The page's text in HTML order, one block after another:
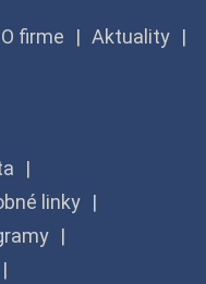
O firme
Aktuality
linky